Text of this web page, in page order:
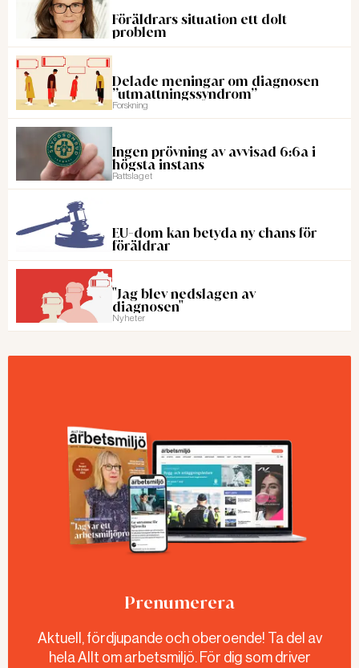
Föräldrars situation ett dolt
problem
Delade meningar om diagnosen
”utmattningssyndrom”
Forskning
Ingen prövning av avvisad 6:6a i
högsta instans
Rattslaget
EU-dom kan betyda ny chans för
föräldrar
"Jag blev nedslagen av
diagnosen"
Nyheter
Prenumerera
Aktuell, fördjupande och oberoende! Ta del av
hela Allt om arbetsmiljö. För dig som driver